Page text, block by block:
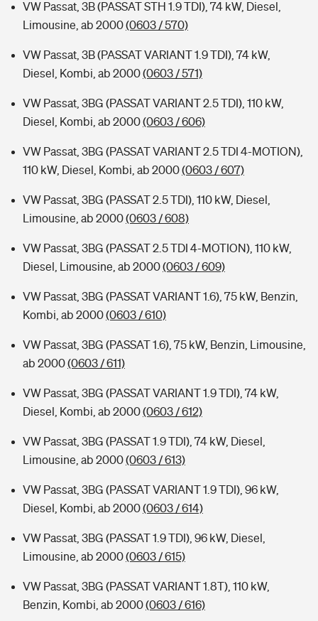
VW Passat, 3B (PASSAT STH 1.9 TDI), 74 kW, Diesel,
Limousine, ab 2000(0603 / 570)
VW Passat, 3B (PASSAT VARIANT 1.9 TDI), 74 kW,
Diesel, Kombi, ab 2000(0603 / 571)
VW Passat, 3BG (PASSAT VARIANT 2.5 TDI), 110 kW,
Diesel, Kombi, ab 2000(0603 / 606)
VW Passat, 3BG (PASSAT VARIANT 2.5 TDI 4-MOTION),
110 kW, Diesel, Kombi, ab 2000(0603 / 607)
VW Passat, 3BG (PASSAT 2.5 TDI), 110 kW, Diesel,
Limousine, ab 2000(0603 / 608)
VW Passat, 3BG (PASSAT 2.5 TDI 4-MOTION), 110 kW,
Diesel, Limousine, ab 2000(0603 / 609)
VW Passat, 3BG (PASSAT VARIANT 1.6), 75 kW, Benzin,
Kombi, ab 2000(0603 / 610)
VW Passat, 3BG (PASSAT 1.6), 75 kW, Benzin, Limousine,
ab 2000(0603 / 611)
VW Passat, 3BG (PASSAT VARIANT 1.9 TDI), 74 kW,
Diesel, Kombi, ab 2000(0603 / 612)
VW Passat, 3BG (PASSAT 1.9 TDI), 74 kW, Diesel,
Limousine, ab 2000(0603 / 613)
VW Passat, 3BG (PASSAT VARIANT 1.9 TDI), 96 kW,
Diesel, Kombi, ab 2000(0603 / 614)
VW Passat, 3BG (PASSAT 1.9 TDI), 96 kW, Diesel,
Limousine, ab 2000(0603 / 615)
VW Passat, 3BG (PASSAT VARIANT 1.8T), 110 kW,
Benzin, Kombi, ab 2000(0603 / 616)